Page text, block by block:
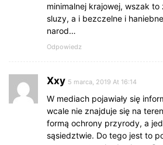
minimalnej krajowej, wszak
sluzy, a i bezczelne i
narod…
Odpowiedz
Xxy 5 marca, 2019 At 16:14
W mediach pojawiały się
wcale nie znajduje się na
formą ochrony przyrody, a
sąsiedztwie. Do tego jest to